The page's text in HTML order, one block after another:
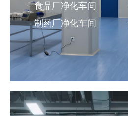
食品厂净化车间
制药厂净化车间